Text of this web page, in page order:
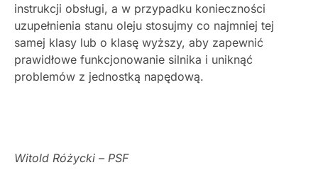
instrukcji obsługi, a w przypadku konieczności
uzupełnienia stanu oleju stosujmy co najmniej tej
samej klasy lub o klasę wyższy, aby zapewnić
prawidłowe funkcjonowanie silnika i uniknąć
problemów z jednostką napędową.
Witold Różycki – PSF